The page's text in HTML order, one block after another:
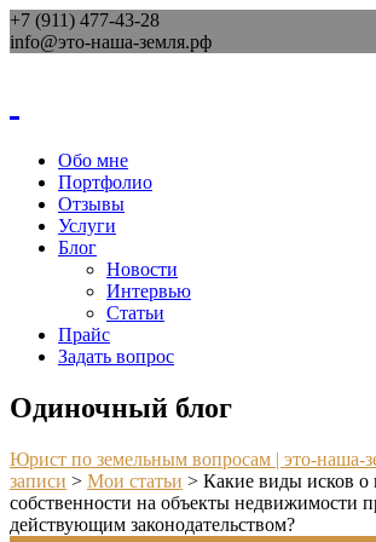
+7 (911) 477-43-28
info@это-наша-земля.рф
Обо мне
Портфолио
Отзывы
Услуги
Блог
Новости
Интервью
Статьи
Прайс
Задать вопрос
Одиночный блог
Юрист по земельным вопросам | это-наша-
записи > Мои статьи > Какие виды исков о
собственности на объекты недвижимости
действующим законодательством?